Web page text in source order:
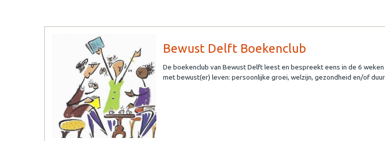
Bewust Delft Boekenclub
De boekenclub van Bewust Delft leest en bespreekt eens in de 6
met bewust(er) leven: persoonlijke groei, welzijn, gezondheid en/of